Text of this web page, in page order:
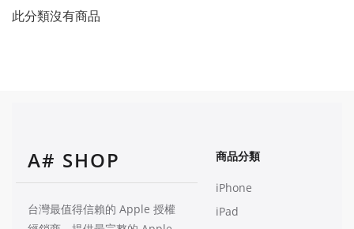
此分類沒有商品
A# SHOP
台灣最值得信賴的 Apple 授權
商品分類
iPhone
iPad